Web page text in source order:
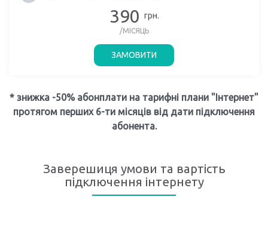
390 грн.
/МІСЯЦЬ
ЗАМОВИТИ
* знижка -50% абонплати на тарифні плани "Інтернет"
протягом перших 6-ти місяців від дати підключення
абонента.
Заверешиця умови та вартість
підключення інтернету